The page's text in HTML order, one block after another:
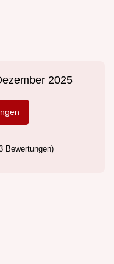
2025
Bewertungen)